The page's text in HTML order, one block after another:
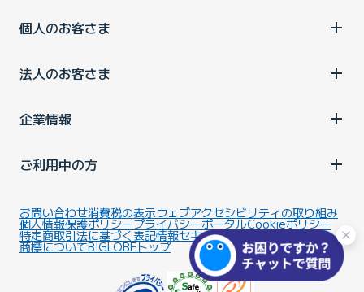
個人のお客さま
法人のお客さま
企業情報
ご利用中の方
お問い合わせ消費税の表示ウェブアクセシビリティの取り組み
個人情報保護ポリシープライバシーポータルCookieポリシー
特定商取引法に基づく表記情報セキュリティ基本方針
商標についてBIGLOBEトップ